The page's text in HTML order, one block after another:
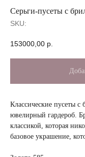
Серьги-пусеты с
SKU:
153000,00 р.
Классические пусеты
ювелирный гардероб.
классикой, которая
базовое украшение,